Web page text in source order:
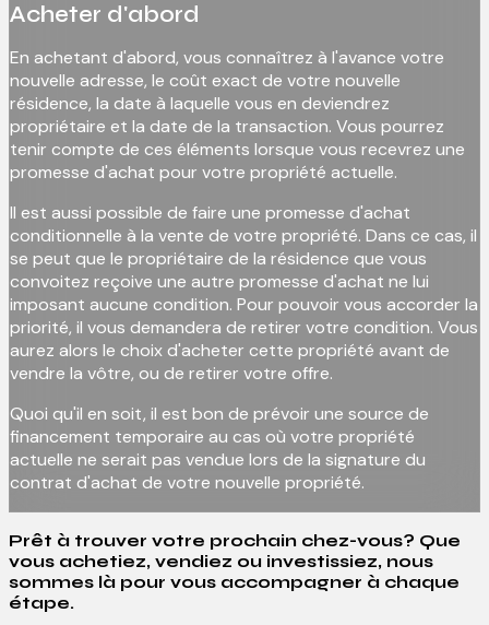
Acheter d'abord
En achetant d'abord, vous connaîtrez à l'avance votre
nouvelle adresse, le coût exact de votre nouvelle
résidence, la date à laquelle vous en deviendrez
propriétaire et la date de la transaction. Vous pourrez
tenir compte de ces éléments lorsque vous recevrez une
promesse d'achat pour votre propriété actuelle.
Il est aussi possible de faire une promesse d'achat
conditionnelle à la vente de votre propriété. Dans ce cas, il
se peut que le propriétaire de la résidence que vous
convoitez reçoive une autre promesse d'achat ne lui
imposant aucune condition. Pour pouvoir vous accorder la
priorité, il vous demandera de retirer votre condition. Vous
aurez alors le choix d'acheter cette propriété avant de
vendre la vôtre, ou de retirer votre offre.
Quoi qu'il en soit, il est bon de prévoir une source de
financement temporaire au cas où votre propriété
actuelle ne serait pas vendue lors de la signature du
contrat d'achat de votre nouvelle propriété.
Prêt à trouver votre prochain chez-vous? Que
vous achetiez, vendiez ou investissiez, nous
sommes là pour vous accompagner à chaque
étape.